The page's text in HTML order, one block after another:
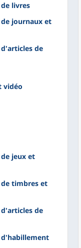
livres
de journaux et
d'articles de
vidéo
jeux et
de timbres et
d'articles de
d'habillement